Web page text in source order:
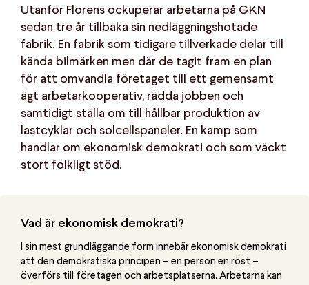
Utanför Florens ockuperar arbetarna på GKN
sedan tre år tillbaka sin nedläggningshotade
fabrik. En fabrik som tidigare tillverkade delar till
kända bilmärken men där de tagit fram en plan
för att omvandla företaget till ett gemensamt
ägt arbetarkooperativ, rädda jobben och
samtidigt ställa om till hållbar produktion av
lastcyklar och solcellspaneler. En kamp som
handlar om ekonomisk demokrati och som väckt
stort folkligt stöd.
Vad är ekonomisk demokrati?
I sin mest grundläggande form innebär ekonomisk demokrati
att den demokratiska principen – en person en röst –
överförs till företagen och arbetsplatserna. Arbetarna kan